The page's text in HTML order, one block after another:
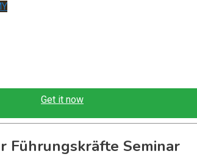
Get it now
Führungskräfte Seminar